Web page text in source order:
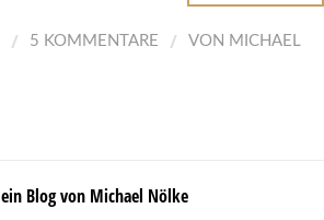
/ 5 KOMMENTARE / VON MICHAEL
Blog von Michael Nölke